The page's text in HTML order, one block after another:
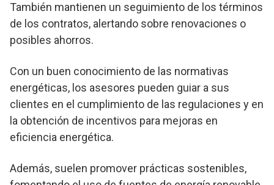
También mantienen un seguimiento de los términos
de los contratos, alertando sobre renovaciones o
posibles ahorros.
Con un buen conocimiento de las normativas
energéticas, los asesores pueden guiar a sus
clientes en el cumplimiento de las regulaciones y en
la obtención de incentivos para mejoras en
eficiencia energética.
Además, suelen promover prácticas sostenibles,